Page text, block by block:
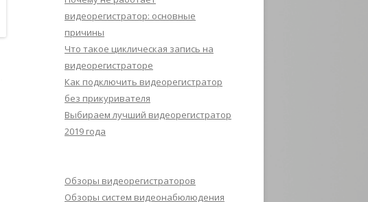
видеорегистратор: основные
причины
Что такое циклическая запись на
видеорегистраторе
Как подключить видеорегистратор
без прикуривателя
Выбираем лучший видеорегистратор
2019 года
Обзоры видеорегистраторов
Обзоры систем видеонабюлюдения